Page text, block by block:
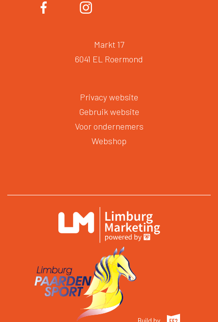
Markt 17
6041 EL Roermond
Privacy website
Gebruik website
Voor ondernemers
Webshop
Build by